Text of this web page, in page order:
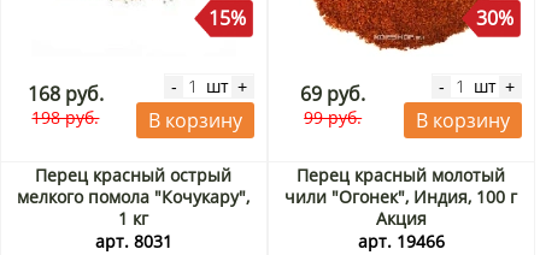
15%
168 руб.
198 руб.
- шт +
В корзину
30%
69 руб.
99 руб.
- шт +
В корзину
Перец красный острый
мелкого помола "Кочукару",
1 кг
арт. 8031
Перец красный молотый
чили "Огонек", Индия, 100 г
Акция
арт. 19466